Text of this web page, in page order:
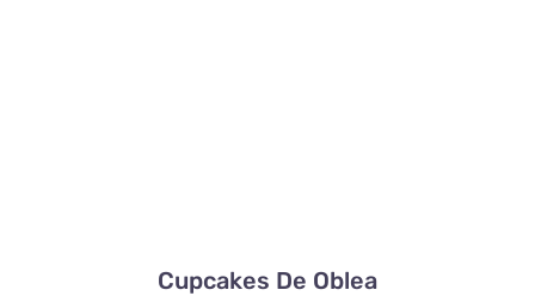
Cupcakes De Oblea